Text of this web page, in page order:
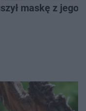
maskę z